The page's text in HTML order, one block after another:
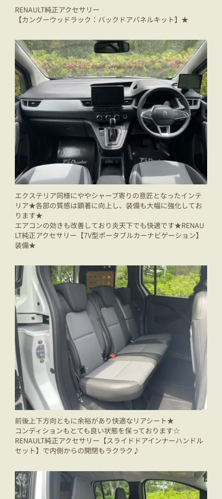
RENAULT純正アクセサリー
【カングーウッドラック：バックドアパネルキット】★
エクステリア同様にややシャープ寄りの意匠となったインテ
リア★各部の質感は顕著に向上し、装備も大幅に強化してお
ります★
エアコンの効きも改善しており炎天下でも快適です★RENAU
LT純正アクセサリー【7V型ポータブルカーナビゲーション】
装備★
前後上下方向ともに余裕があり快適なリアシート★
コンディションもとても良い状態を保っております☆
RENAULT純正アクセサリー【スライドドアインナーハンドル
セット】で内側からの開閉もラクラク♪